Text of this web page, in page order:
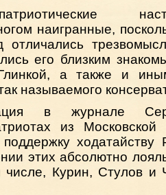
патриотические
наигранные,
отличались
его близким
а также и
называемого
в журнале
из
ходатайству
этих абсолютно
числе, Курин, Стулов и